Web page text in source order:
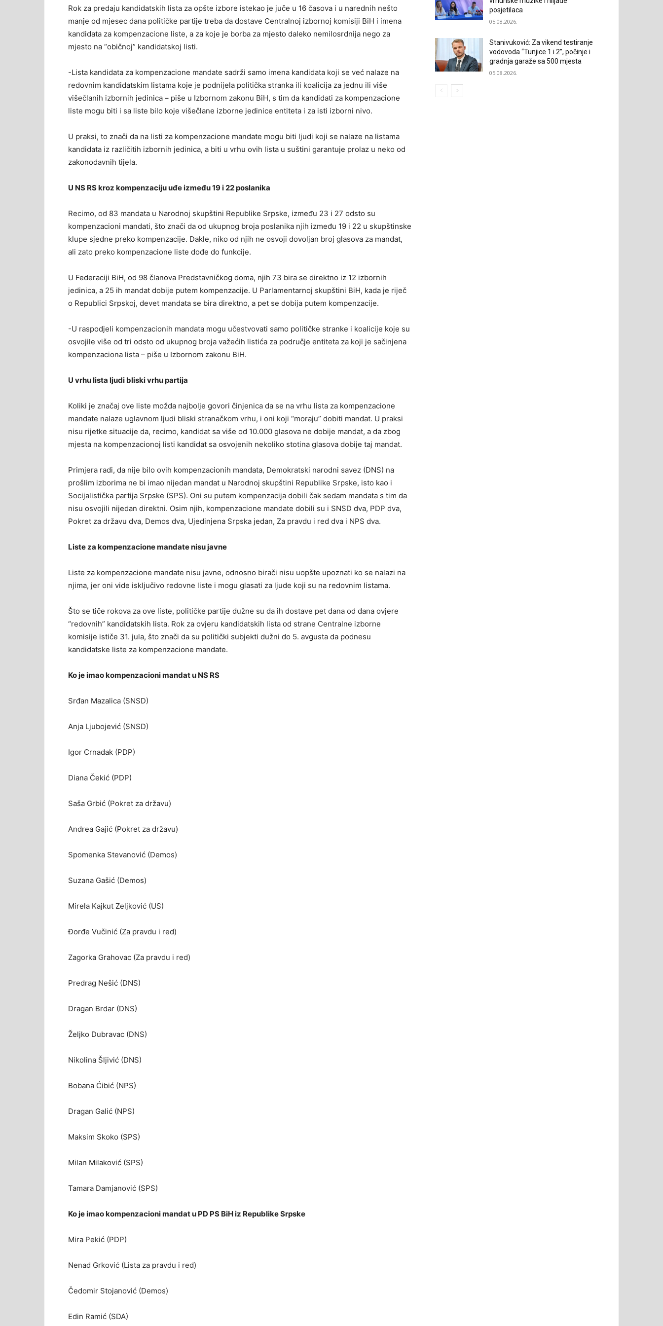
Rok za predaju kandidatskih lista za opšte izbore istekao je juče u 16 časova i u narednih nešto
manje od mjesec dana političke partije treba da dostave Centralnoj izbornoj komisiji BiH i imena
kandidata za kompenzacione liste, a za koje je borba za mjesto daleko nemilosrdnija nego za
mjesto na “običnoj” kandidatskoj listi.
-Lista kandidata za kompenzacione mandate sadrži samo imena kandidata koji se već nalaze na
redovnim kandidatskim listama koje je podnijela politička stranka ili koalicija za jednu ili više
višečlanih izbornih jedinica – piše u Izbornom zakonu BiH, s tim da kandidati za kompenzacione
liste mogu biti i sa liste bilo koje višečlane izborne jedinice entiteta i za isti izborni nivo.
U praksi, to znači da na listi za kompenzacione mandate mogu biti ljudi koji se nalaze na listama
kandidata iz različitih izbornih jedinica, a biti u vrhu ovih lista u suštini garantuje prolaz u neko od
zakonodavnih tijela.
U NS RS kroz kompenzaciju uđe između 19 i 22 poslanika
Recimo, od 83 mandata u Narodnoj skupštini Republike Srpske, između 23 i 27 odsto su
kompenzacioni mandati, što znači da od ukupnog broja poslanika njih između 19 i 22 u skupštinske
klupe sjedne preko kompenzacije. Dakle, niko od njih ne osvoji dovoljan broj glasova za mandat,
ali zato preko kompenzacione liste dođe do funkcije.
U Federaciji BiH, od 98 članova Predstavničkog doma, njih 73 bira se direktno iz 12 izbornih
jedinica, a 25 ih mandat dobije putem kompenzacije. U Parlamentarnoj skupštini BiH, kada je riječ
o Republici Srpskoj, devet mandata se bira direktno, a pet se dobija putem kompenzacije.
-U raspodjeli kompenzacionih mandata mogu učestvovati samo političke stranke i koalicije koje su
osvojile više od tri odsto od ukupnog broja važećih listića za područje entiteta za koji je sačinjena
kompenzaciona lista – piše u Izbornom zakonu BiH.
U vrhu lista ljudi bliski vrhu partija
Koliki je značaj ove liste možda najbolje govori činjenica da se na vrhu lista za kompenzacione
mandate nalaze uglavnom ljudi bliski stranačkom vrhu, i oni koji “moraju” dobiti mandat. U praksi
nisu rijetke situacije da, recimo, kandidat sa više od 10.000 glasova ne dobije mandat, a da zbog
mjesta na kompenzacionoj listi kandidat sa osvojenih nekoliko stotina glasova dobije taj mandat.
Primjera radi, da nije bilo ovih kompenzacionih mandata, Demokratski narodni savez (DNS) na
prošlim izborima ne bi imao nijedan mandat u Narodnoj skupštini Republike Srpske, isto kao i
Socijalistička partija Srpske (SPS). Oni su putem kompenzacija dobili čak sedam mandata s tim da
nisu osvojili nijedan direktni. Osim njih, kompenzacione mandate dobili su i SNSD dva, PDP dva,
Pokret za državu dva, Demos dva, Ujedinjena Srpska jedan, Za pravdu i red dva i NPS dva.
Liste za kompenzacione mandate nisu javne
Liste za kompenzacione mandate nisu javne, odnosno birači nisu uopšte upoznati ko se nalazi na
njima, jer oni vide isključivo redovne liste i mogu glasati za ljude koji su na redovnim listama.
Što se tiče rokova za ove liste, političke partije dužne su da ih dostave pet dana od dana ovjere
“redovnih” kandidatskih lista. Rok za ovjeru kandidatskih lista od strane Centralne izborne
komisije ističe 31. jula, što znači da su politički subjekti dužni do 5. avgusta da podnesu
kandidatske liste za kompenzacione mandate.
Ko je imao kompenzacioni mandat u NS RS
Srđan Mazalica (SNSD)
Anja Ljubojević (SNSD)
Igor Crnadak (PDP)
Diana Čekić (PDP)
Saša Grbić (Pokret za državu)
Andrea Gajić (Pokret za državu)
Spomenka Stevanović (Demos)
Suzana Gašić (Demos)
Mirela Kajkut Zeljković (US)
Đorđe Vučinić (Za pravdu i red)
Zagorka Grahovac (Za pravdu i red)
Predrag Nešić (DNS)
Dragan Brdar (DNS)
Željko Dubravac (DNS)
Nikolina Šljivić (DNS)
Bobana Ćibić (NPS)
Dragan Galić (NPS)
Maksim Skoko (SPS)
Milan Milaković (SPS)
Tamara Damjanović (SPS)
Ko je imao kompenzacioni mandat u PD PS BiH iz Republike Srpske
Mira Pekić (PDP)
Nenad Grković (Lista za pravdu i red)
Čedomir Stojanović (Demos)
Edin Ramić (SDA)
posjetilaca
05.08.2026.
Stanivuković: Za vikend testiranje
vodovoda “Tunjice 1 i 2”, počinje i
gradnja garaže sa 500 mjesta
05.08.2026.